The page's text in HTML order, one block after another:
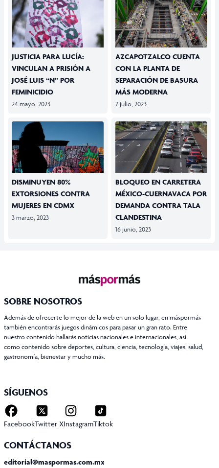
JUSTICIA PARA LUCÍA:
VINCULAN A PRISIÓN A
JOSÉ LUIS “N” POR
FEMINICIDIO
24 mayo, 2023
AZCAPOTZALCO CUENTA
CON LA PLANTA DE
SEPARACIÓN DE BASURA
MÁS MODERNA
7 julio, 2023
DISMINUYEN 80%
EXTORSIONES CONTRA
MUJERES EN CDMX
3 marzo, 2023
BLOQUEO EN CARRETERA
MÉXICO-CUERNAVACA POR
DEMANDA CONTRA TALA
CLANDESTINA
16 junio, 2023
SOBRE NOSOTROS
Además de ofrecerte lo mejor de la web en un solo lugar, en máspormás
también encontrarás juegos dinámicos para pasar un gran rato. Entre
nuestro contenido hallarás noticias nacionales e internacionales, así
como contenido sobre deportes, cultura, ciencia, tecnología, viajes, salud,
gastronomía, bienestar y mucho más.
SÍGUENOS
FacebookTwitter XInstagramTiktok
CONTÁCTANOS
editorial@maspormas.com.mx